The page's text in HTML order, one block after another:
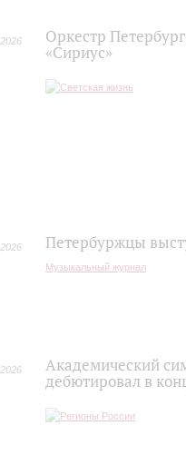
2026
Оркестр
«Сириус»
2026 Петербуржцы
Музыкальный журнал
2026
Академический
дебютировал в